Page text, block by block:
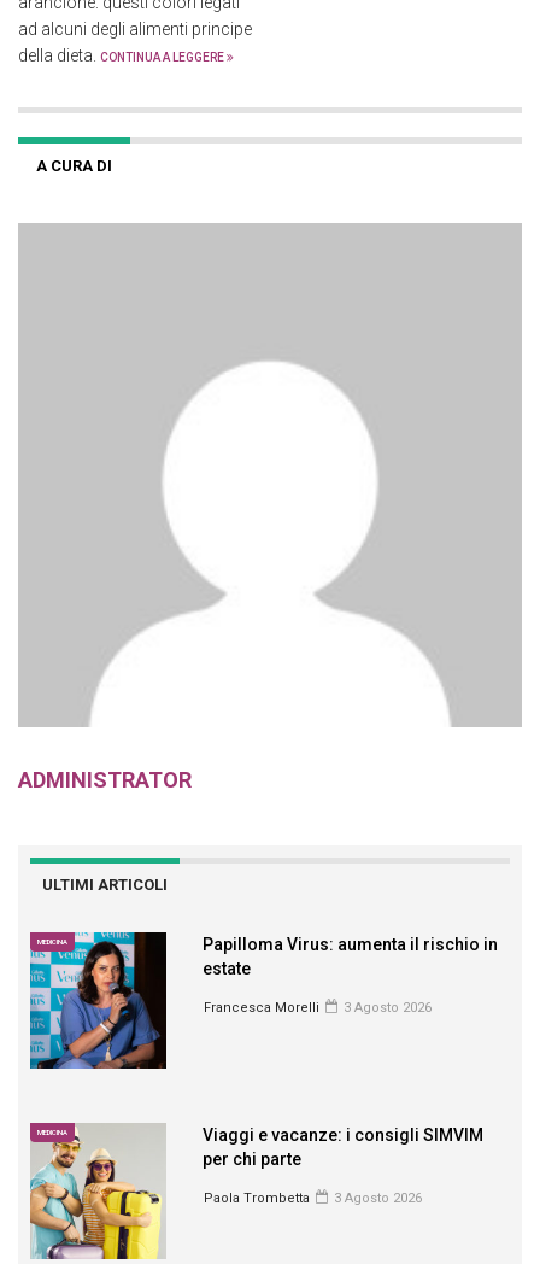
ad alcuni degli alimenti principe
della dieta. CONTINUA A LEGGERE
A CURA DI
ADMINISTRATOR
ULTIMI ARTICOLI
MEDICINA
Papilloma Virus: aumenta il rischio in
estate
Francesca Morelli 3 Agosto 2026
MEDICINA
Viaggi e vacanze: i consigli SIMVIM
per chi parte
Paola Trombetta 3 Agosto 2026